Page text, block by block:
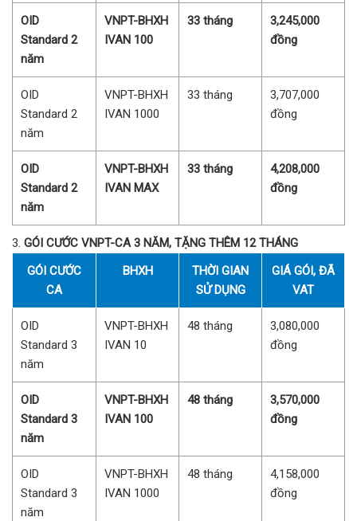
OID
Standard 2
năm
VNPT-BHXH
IVAN 100
33 tháng
3,245,000
đồng
OID
Standard 2
năm
VNPT-BHXH
IVAN 1000
33 tháng
3,707,000
đồng
OID
Standard 2
năm
VNPT-BHXH
IVAN MAX
33 tháng
4,208,000
đồng
GÓI CƯỚC VNPT-CA 3 NĂM, TẶNG THÊM 12 THÁNG
GÓI CƯỚC
CA
BHXH
THỜI GIAN
SỬ DỤNG
GIÁ GÓI, ĐÃ
VAT
OID
Standard 3
năm
VNPT-BHXH
IVAN 10
48 tháng
3,080,000
đồng
OID
Standard 3
năm
VNPT-BHXH
IVAN 100
48 tháng
3,570,000
đồng
OID
Standard 3
năm
VNPT-BHXH
IVAN 1000
48 tháng
4,158,000
đồng